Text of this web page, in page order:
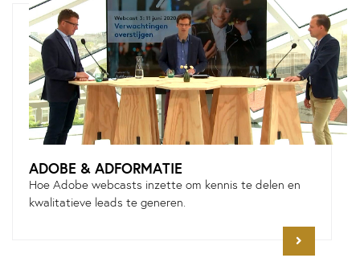
ADOBE & ADFORMATIE
Hoe Adobe webcasts inzette om kennis te delen en
kwalitatieve leads te generen.